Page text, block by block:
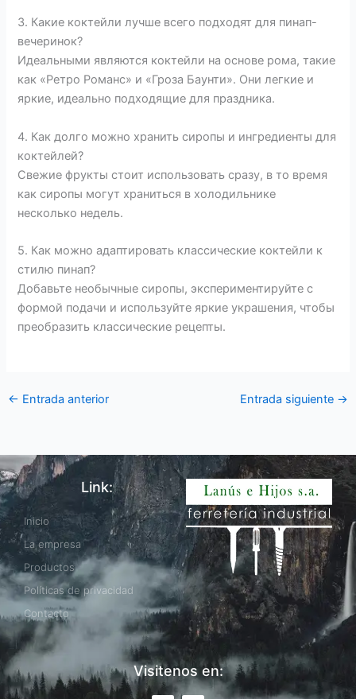
3. Какие коктейли лучше всего подходят для пинап-
вечеринок?
Идеальными являются коктейли на основе рома, такие
как «Ретро Романс» и «Гроза Баунти». Они легкие и
яркие, идеально подходящие для праздника.
4. Как долго можно хранить сиропы и ингредиенты для
коктейлей?
Свежие фрукты стоит использовать сразу, в то время
как сиропы могут храниться в холодильнике
несколько недель.
5. Как можно адаптировать классические коктейли к
стилю пинап?
Добавьте необычные сиропы, экспериментируйте с
формой подачи и используйте яркие украшения, чтобы
преобразить классические рецепты.
← Entrada anterior Entrada siguiente →
Link:
Inicio
La empresa
Productos
Políticas de privacidad
Contacto
Visitenos en: